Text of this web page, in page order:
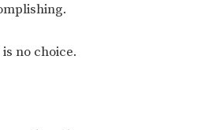
no choice.